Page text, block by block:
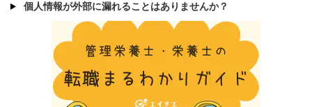
個人情報が外部に漏れることはありませんか？